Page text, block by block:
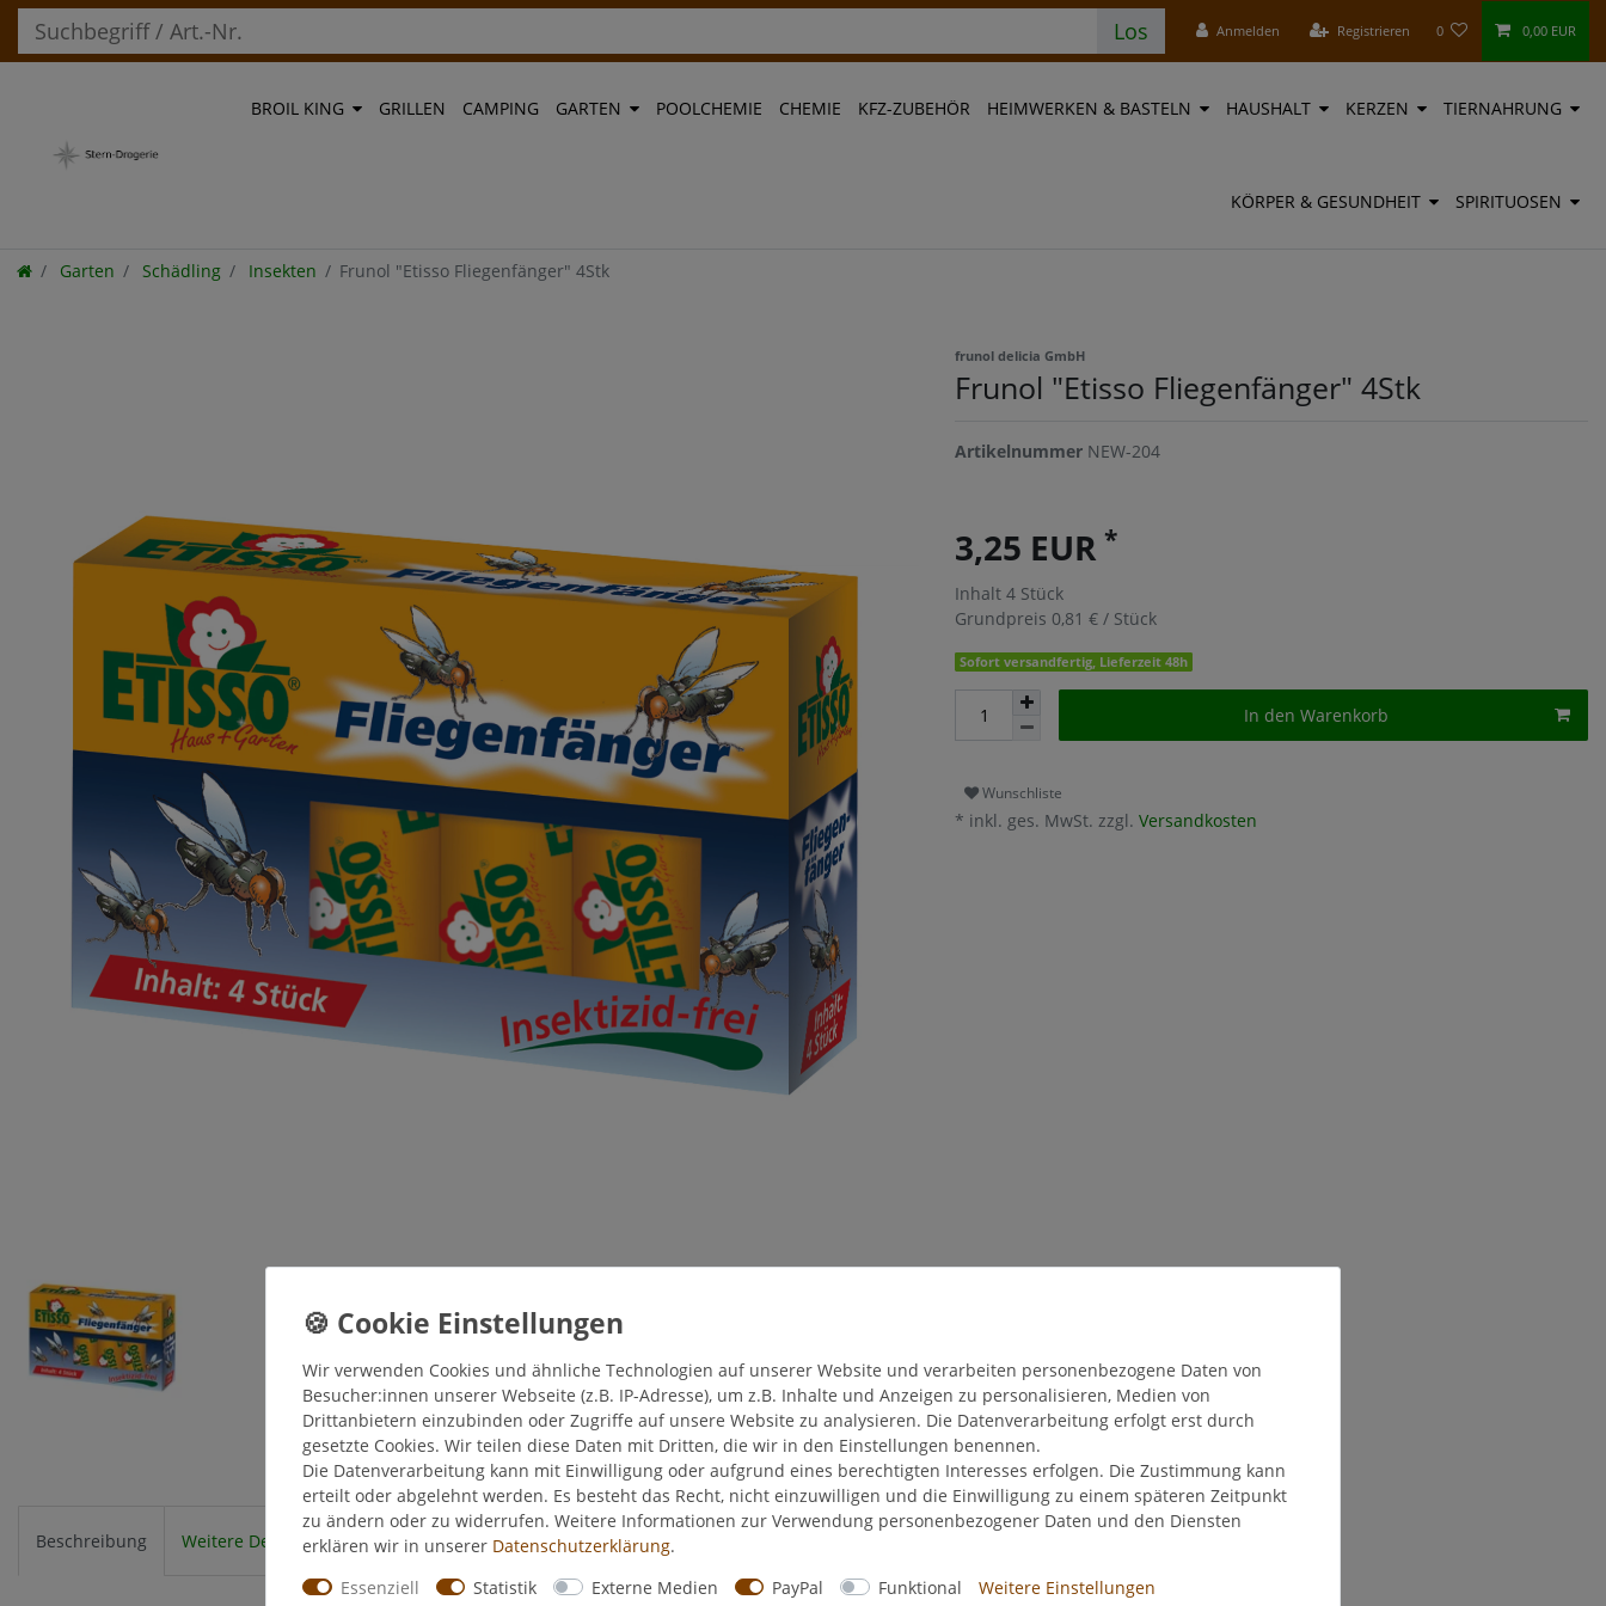
Los Anmelden Registrieren 0 0,00 EUR
BROIL KING GRILLEN CAMPING GARTEN POOLCHEMIE CHEMIE KFZ-ZUBEHÖR HEIMWERKEN & BASTELN HAUSHALT KERZEN TIERNAHRUNG
KÖRPER & GESUNDHEIT SPIRITUOSEN
Garten Schädling Insekten Frunol "Etisso Fliegenfänger" 4Stk
frunol delicia GmbH
Frunol "Etisso Fliegenfänger" 4Stk
Artikelnummer NEW-204
3,25 EUR *
Inhalt 4 Stück
Grundpreis 0,81 € / Stück
Sofort versandfertig, Lieferzeit 48h
In den Warenkorb
Wunschliste
* inkl. ges. MwSt. zzgl. Versandkosten
Beschreibung Weitere Details EU-Verantwortlicher Hersteller
Wir verwenden Cookies und ähnliche Technologien auf unserer Website und verarbeiten personenbezogene Daten von
Besucher:innen unserer Webseite (z.B. IP-Adresse), um z.B. Inhalte und Anzeigen zu personalisieren, Medien von
Drittanbietern einzubinden oder Zugriffe auf unsere Website zu analysieren. Die Datenverarbeitung erfolgt erst durch
gesetzte Cookies. Wir teilen diese Daten mit Dritten, die wir in den Einstellungen benennen.
Die Datenverarbeitung kann mit Einwilligung oder aufgrund eines berechtigten Interesses erfolgen. Die Zustimmung kann
erteilt oder abgelehnt werden. Es besteht das Recht, nicht einzuwilligen und die Einwilligung zu einem späteren Zeitpunkt
zu ändern oder zu widerrufen. Weitere Informationen zur Verwendung personenbezogener Daten und den Diensten
erklären wir in unserer Daten­schutz­erklärung.
Essenziell
Statistik Externe Medien PayPal Funktional Weitere Einstellungen